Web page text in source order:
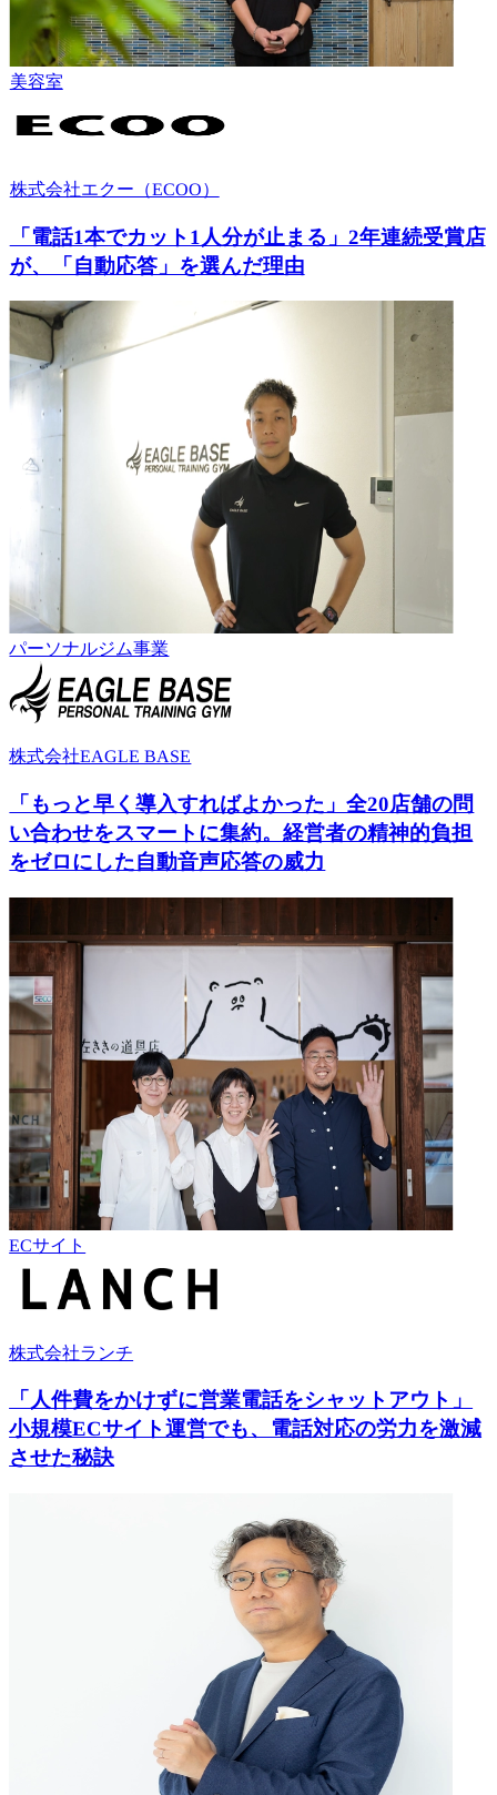
美容室
株式会社エクー（ECOO）
「電話1本でカット1人分が止まる」2年連続受賞店
が、「自動応答」を選んだ理由
パーソナルジム事業
株式会社EAGLE BASE
「もっと早く導入すればよかった」全20店舗の問
い合わせをスマートに集約。経営者の精神的負担
をゼロにした自動音声応答の威力
ECサイト
株式会社ランチ
「人件費をかけずに営業電話をシャットアウト」
小規模ECサイト運営でも、電話対応の労力を激減
させた秘訣